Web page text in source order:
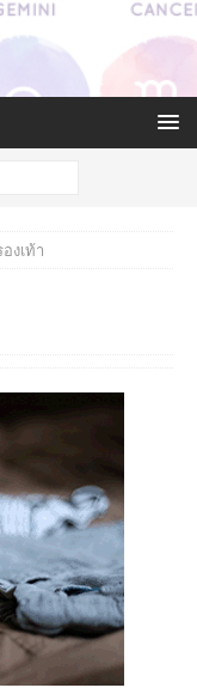
งเท้า